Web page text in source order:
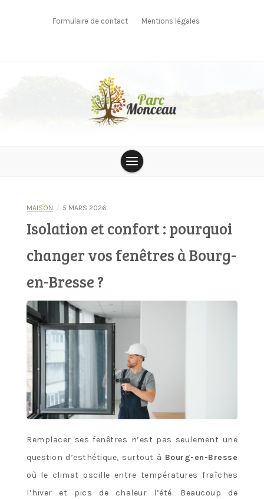
Formulaire de contact Mentions légales
MAISON / 5 MARS 2026
Isolation et confort : pourquoi
changer vos fenêtres à Bourg-
en-Bresse ?
Remplacer ses fenêtres n’est pas seulement une
question d’esthétique, surtout à Bourg-en-Bresse
où le climat oscille entre températures fraîches
l’hiver et pics de chaleur l’été. Beaucoup de